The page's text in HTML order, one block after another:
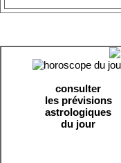
consulter
les prévisions
astrologiques
du jour